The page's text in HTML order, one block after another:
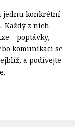
jednu konkrétní
Každý z nich
– poptávky,
komunikaci se
a podívejte